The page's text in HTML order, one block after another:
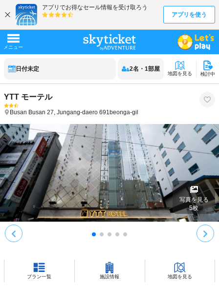
日付未定 2名 ・ 1部屋
地図を見る 検討中
YTT モーテル
Busan Busan 27, Jungang-daero 691beonga-gil
写真を見る
5枚
プラン一覧 施設情報 地図を見る